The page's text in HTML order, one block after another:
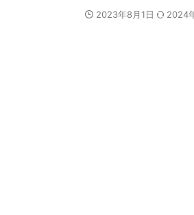
2023年8月1日 2024